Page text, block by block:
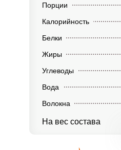
Порции
Калорийность
Белки
Жиры
Углеводы
Вода
Волокна
На вес состава